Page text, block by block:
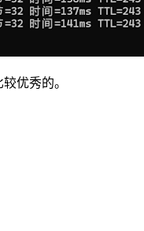
优秀的。